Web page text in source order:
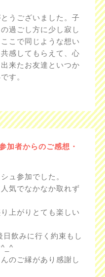
うございました。子
過ごし方に少し寂し
こで同じような想い
感してもらえて、心
来たお友達といつか
す。
加者からのご感想・
ュ参加でした。
気でなかなか取れず
上がりとても楽しい
飲みに行く約束もし
のご縁があり感謝し